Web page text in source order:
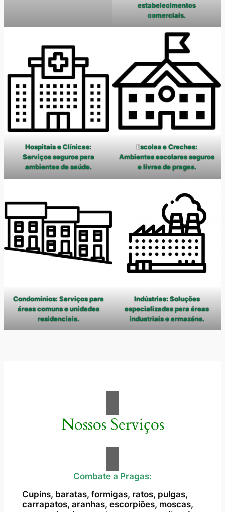
estabelecimentos
comerciais.
Hospitais e Clínicas:
Serviços seguros para
ambientes de saúde.
Escolas e Creches:
Ambientes escolares seguros
e livres de pragas.
Condomínios: Serviços para
áreas comuns e unidades
residenciais.
Indústrias: Soluções
especializadas para áreas
industriais e armazéns.
Nossos Serviços
Combate a Pragas:
Cupins, baratas, formigas, ratos, pulgas,
carrapatos, aranhas, escorpiões, moscas,